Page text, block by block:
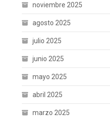
noviembre 2025
agosto 2025
julio 2025
junio 2025
mayo 2025
abril 2025
marzo 2025